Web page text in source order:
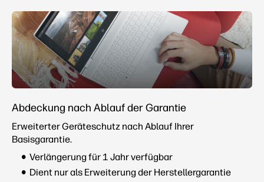
Abdeckung nach Ablauf der Garantie
Erweiterter Geräteschutz nach Ablauf Ihrer
Basisgarantie.
Verlängerung für 1 Jahr verfügbar
Dient nur als Erweiterung der Herstellergarantie